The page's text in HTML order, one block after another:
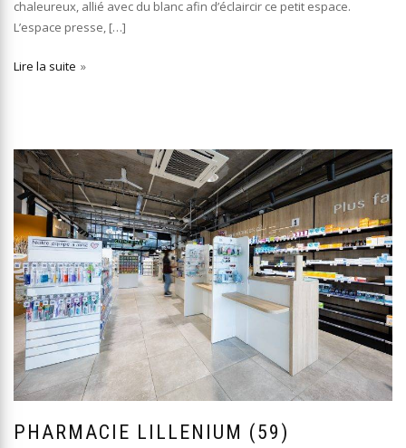
chaleureux, allié avec du blanc afin d’éclaircir ce petit espace.
L’espace presse, […]
Lire la suite
PHARMACIE LILLENIUM (59)